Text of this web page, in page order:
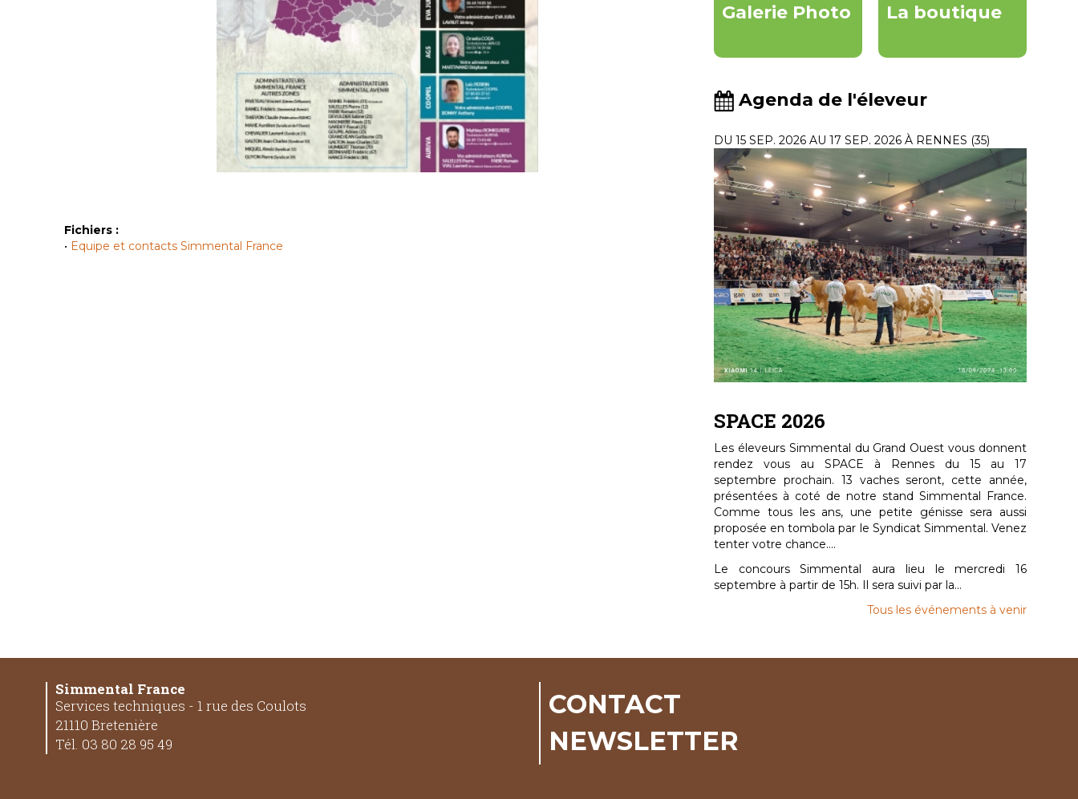
Fichiers :
• Equipe et contacts Simmental France
Galerie Photo La boutique
Agenda de l'éleveur
DU 15 SEP. 2026 AU 17 SEP. 2026 À RENNES (35)
SPACE 2026
Les éleveurs Simmental du Grand Ouest vous donnent
rendez vous au SPACE à Rennes du 15 au 17
septembre prochain. 13 vaches seront, cette année,
présentées à coté de notre stand Simmental France.
Comme tous les ans, une petite génisse sera aussi
proposée en tombola par le Syndicat Simmental. Venez
tenter votre chance....
Le concours Simmental aura lieu le mercredi 16
septembre à partir de 15h. Il sera suivi par la...
Tous les événements à venir
Simmental France
Services techniques - 1 rue des Coulots
21110 Bretenière
Tél. 03 80 28 95 49
CONTACT
NEWSLETTER